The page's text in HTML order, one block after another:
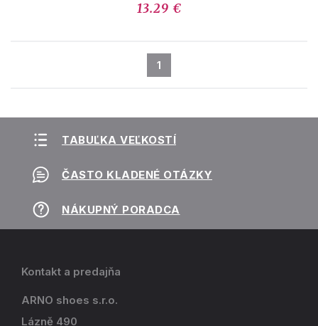
13.29 €
1
TABUĽKA VEĽKOSTÍ
ČASTO KLADENÉ OTÁZKY
NÁKUPNÝ PORADCA
Kontakt a predajňa
ARNO shoes s.r.o.
Lázně 490